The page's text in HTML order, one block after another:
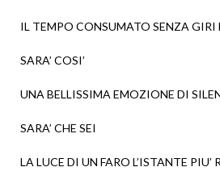
IL TEMPO CONSUMATO SENZA GIRI
SARA’ COSI’
UNA BELLISSIMA EMOZIONE DI
SARA’ CHE SEI
LA LUCE DI UN FARO L’ISTANTE PIU’